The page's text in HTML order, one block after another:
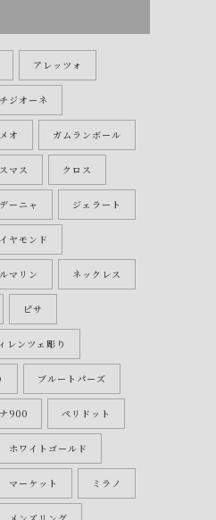
アレッツォ
ジオーネ
オ ガムランボール
マス クロス
ーニャ ジェラート
ヤモンド
マリン ネックレス
ピサ
レンツェ彫り
ブルートパーズ
900 ペリドット
ホワイトゴールド
マーケット ミラノ